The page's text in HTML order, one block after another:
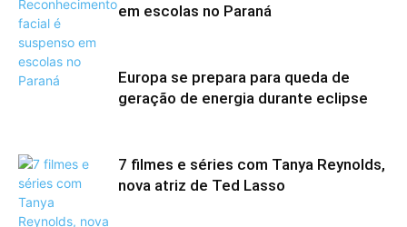
em escolas no Paraná
Europa se prepara para queda de
geração de energia durante eclipse
7 filmes e séries com Tanya Reynolds,
nova atriz de Ted Lasso